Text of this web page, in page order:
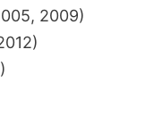
2009)